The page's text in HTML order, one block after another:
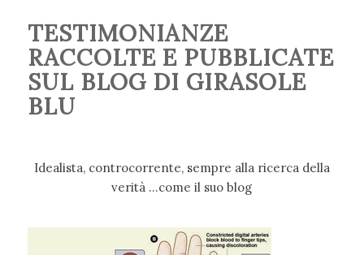
TESTIMONIANZE
RACCOLTE E PUBBLICATE
SUL BLOG DI GIRASOLE
BLU
Idealista, controcorrente, sempre alla ricerca della
verità …come il suo blog